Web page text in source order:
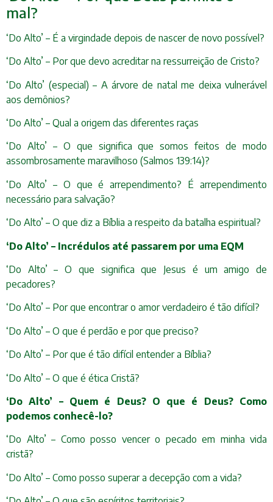
mal?
‘Do Alto’ – É a virgindade depois de nascer de novo possível?
‘Do Alto’ – Por que devo acreditar na ressurreição de Cristo?
‘Do Alto’ (especial) – A árvore de natal me deixa vulnerável
aos demônios?
‘Do Alto’ – Qual a origem das diferentes raças
‘Do Alto’ – O que significa que somos feitos de modo
assombrosamente maravilhoso (Salmos 139:14)?
‘Do Alto’ – O que é arrependimento? É arrependimento
necessário para salvação?
‘Do Alto’ – O que diz a Bíblia a respeito da batalha espiritual?
‘Do Alto’ – Incrédulos até passarem por uma EQM
‘Do Alto’ – O que significa que Jesus é um amigo de
pecadores?
‘Do Alto’ – Por que encontrar o amor verdadeiro é tão difícil?
‘Do Alto’ – O que é perdão e por que preciso?
‘Do Alto’ – Por que é tão difícil entender a Bíblia?
‘Do Alto’ – O que é ética Cristã?
‘Do Alto’ – Quem é Deus? O que é Deus? Como
podemos conhecê-lo?
‘Do Alto’ – Como posso vencer o pecado em minha vida
cristã?
‘Do Alto’ – Como posso superar a decepção com a vida?